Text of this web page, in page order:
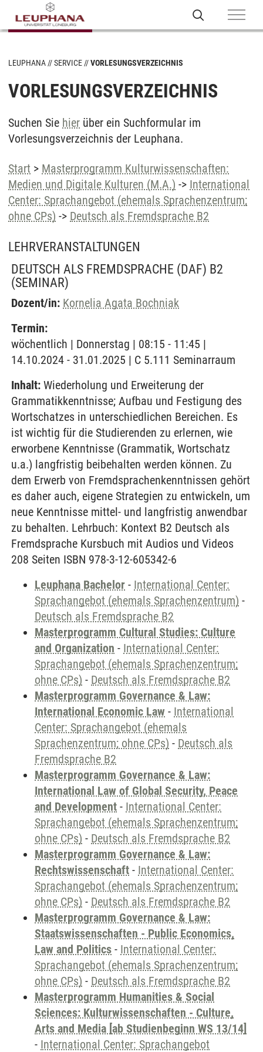
LEUPHANA SERVICE VORLESUNGSVERZEICHNIS
VORLESUNGSVERZEICHNIS
Suchen Sie hier über ein Suchformular im
Vorlesungsverzeichnis der Leuphana.
Start > Masterprogramm Kulturwissenschaften:
Medien und Digitale Kulturen (M.A.) -> International
Center: Sprachangebot (ehemals Sprachenzentrum;
ohne CPs) -> Deutsch als Fremdsprache B2
LEHRVERANSTALTUNGEN
DEUTSCH ALS FREMDSPRACHE (DAF) B2
(SEMINAR)
Dozent/in: Kornelia Agata Bochniak
Termin:
wöchentlich | Donnerstag | 08:15 - 11:45 |
14.10.2024 - 31.01.2025 | C 5.111 Seminarraum
Inhalt: Wiederholung und Erweiterung der
Grammatikkenntnisse; Aufbau und Festigung des
Wortschatzes in unterschiedlichen Bereichen. Es
ist wichtig für die Studierenden zu erlernen, wie
erworbene Kenntnisse (Grammatik, Wortschatz
u.a.) langfristig beibehalten werden können. Zu
dem Erwerb von Fremdsprachenkenntnissen gehört
es daher auch, eigene Strategien zu entwickeln, um
neue Kenntnisse mittel- und langfristig anwendbar
zu behalten. Lehrbuch: Kontext B2 Deutsch als
Fremdsprache Kursbuch mit Audios und Videos
208 Seiten ISBN 978-3-12-605342-6
Leuphana Bachelor - International Center:
Sprachangebot (ehemals Sprachenzentrum) -
Deutsch als Fremdsprache B2
Masterprogramm Cultural Studies: Culture
and Organization - International Center:
Sprachangebot (ehemals Sprachenzentrum;
ohne CPs) - Deutsch als Fremdsprache B2
Masterprogramm Governance & Law:
International Economic Law - International
Center: Sprachangebot (ehemals
Sprachenzentrum; ohne CPs) - Deutsch als
Fremdsprache B2
Masterprogramm Governance & Law:
International Law of Global Security, Peace
and Development - International Center:
Sprachangebot (ehemals Sprachenzentrum;
ohne CPs) - Deutsch als Fremdsprache B2
Masterprogramm Governance & Law:
Rechtswissenschaft - International Center:
Sprachangebot (ehemals Sprachenzentrum;
ohne CPs) - Deutsch als Fremdsprache B2
Masterprogramm Governance & Law:
Staatswissenschaften - Public Economics,
Law and Politics - International Center:
Sprachangebot (ehemals Sprachenzentrum;
ohne CPs) - Deutsch als Fremdsprache B2
Masterprogramm Humanities & Social
Sciences: Kulturwissenschaften - Culture,
Arts and Media [ab Studienbeginn WS 13/14]
- International Center: Sprachangebot